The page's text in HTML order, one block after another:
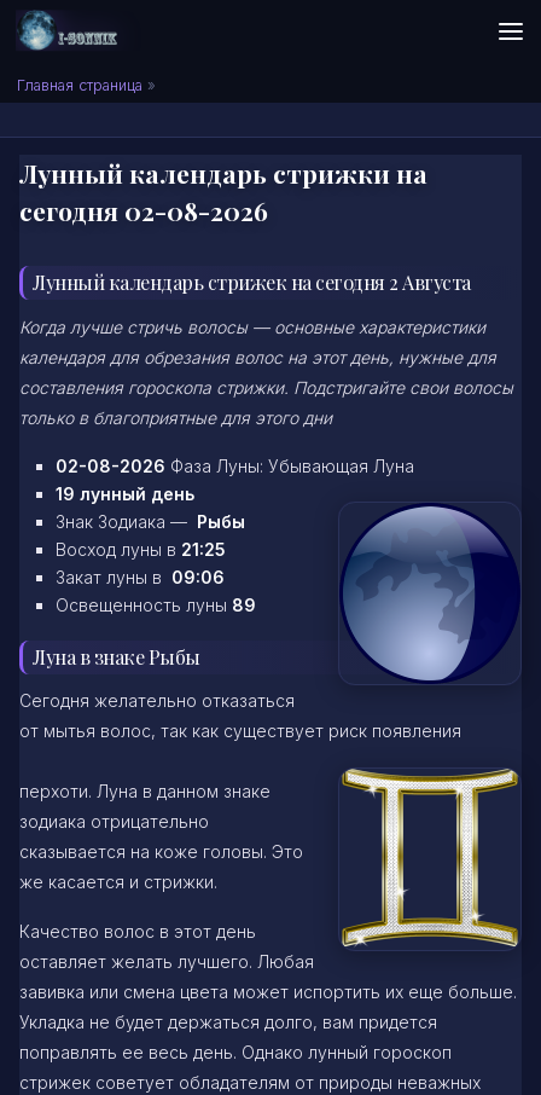
Skip to content
Сонник I-SONNIK.COM
Главная страница »
Лунный календарь стрижки на
сегодня 02-08-2026
Лунный календарь стрижек на сегодня 2 Августа
Когда лучше стричь волосы — основные характеристики
календаря для обрезания волос на этот день, нужные для
составления гороскопа стрижки. Подстригайте свои волосы
только в благоприятные для этого дни
02-08-2026 Фаза Луны: Убывающая Луна
19 лунный день
Знак Зодиака — Рыбы
Восход луны в 21:25
Закат луны в 09:06
Освещенность луны 89
Луна в знаке Рыбы
Сегодня желательно отказаться
от мытья волос, так как существует риск появления
перхоти. Луна в данном знаке
зодиака отрицательно
сказывается на коже головы. Это
же касается и стрижки.
Качество волос в этот день
оставляет желать лучшего. Любая
завивка или смена цвета может испортить их еще больше.
Укладка не будет держаться долго, вам придется
поправлять ее весь день. Однако лунный гороскоп
стрижек советует обладателям от природы неважных